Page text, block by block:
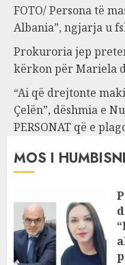
FOTO/ Persona të
Albania”, ngjarja u
Prokuroria jep
kërkon për Mariela
“Ai që drejtonte
Çelën”, dëshmia e
PERSONAT që e
MOS I HUMBISNI